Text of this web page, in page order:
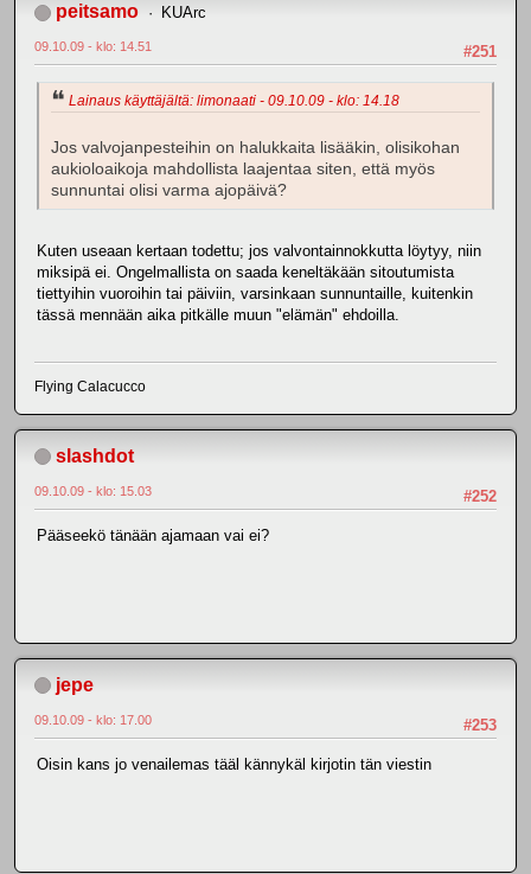
peitsamo KUArc
#251
09.10.09 - klo: 14.51
Lainaus käyttäjältä: limonaati - 09.10.09 - klo: 14.18
Jos valvojanpesteihin on halukkaita lisääkin, olisikohan
aukioloaikoja mahdollista laajentaa siten, että myös
sunnuntai olisi varma ajopäivä?
Kuten useaan kertaan todettu; jos valvontainnokkutta löytyy, niin
miksipä ei. Ongelmallista on saada keneltäkään sitoutumista
tiettyihin vuoroihin tai päiviin, varsinkaan sunnuntaille, kuitenkin
tässä mennään aika pitkälle muun "elämän" ehdoilla.
Flying Calacucco
slashdot
#252
09.10.09 - klo: 15.03
Pääseekö tänään ajamaan vai ei?
jepe
#253
09.10.09 - klo: 17.00
Oisin kans jo venailemas tääl kännykäl kirjotin tän viestin